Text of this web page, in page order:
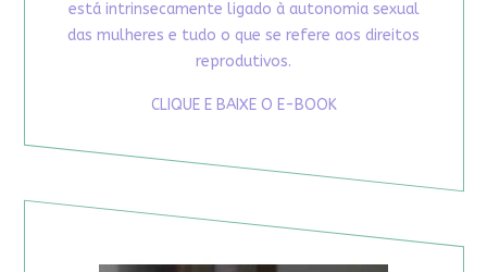
está intrinsecamente ligado à autonomia sexual
das mulheres e tudo o que se refere aos direitos
reprodutivos.
CLIQUE E BAIXE O E-BOOK